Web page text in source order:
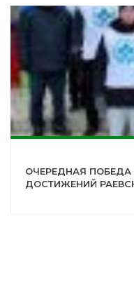
ОЧЕРЕДНАЯ
ДОСТИЖЕНИЙ